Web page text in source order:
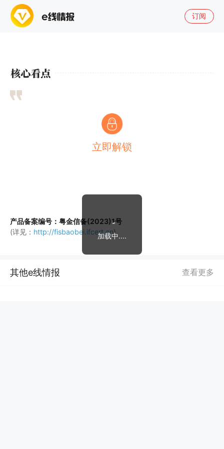
订阅
立即解锁
产品备案编号：粤金信备(2023)1号
(详见： http://fisbaobei.ifcert.cn)
其他e线情报 查看更多
加载中....